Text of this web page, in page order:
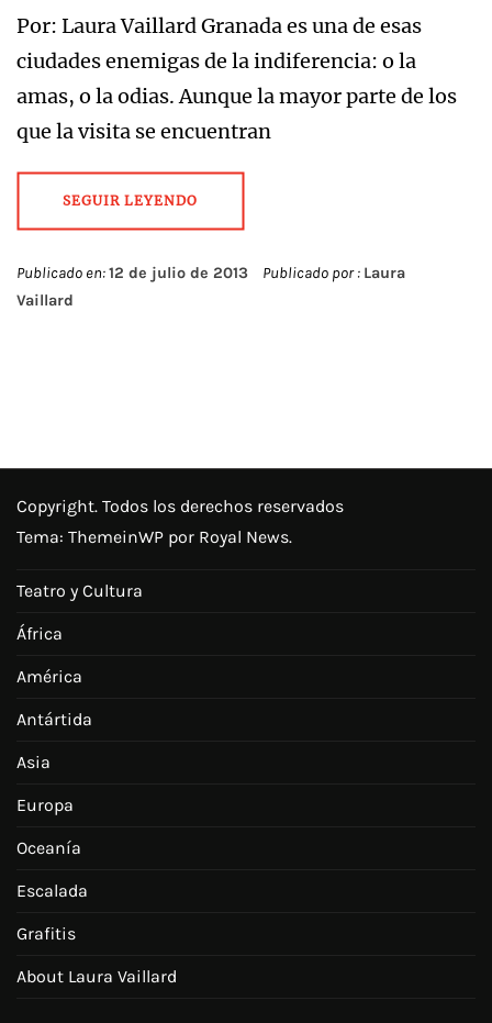
Por: Laura Vaillard Granada es una de esas
ciudades enemigas de la indiferencia: o la
amas, o la odias. Aunque la mayor parte de los
que la visita se encuentran
SEGUIR LEYENDO
Publicado en:12 de julio de 2013 Publicado por : Laura
Vaillard
Copyright. Todos los derechos reservados
Tema: ThemeinWP por Royal News.
Teatro y Cultura
África
América
Antártida
Asia
Europa
Oceanía
Escalada
Grafitis
About Laura Vaillard